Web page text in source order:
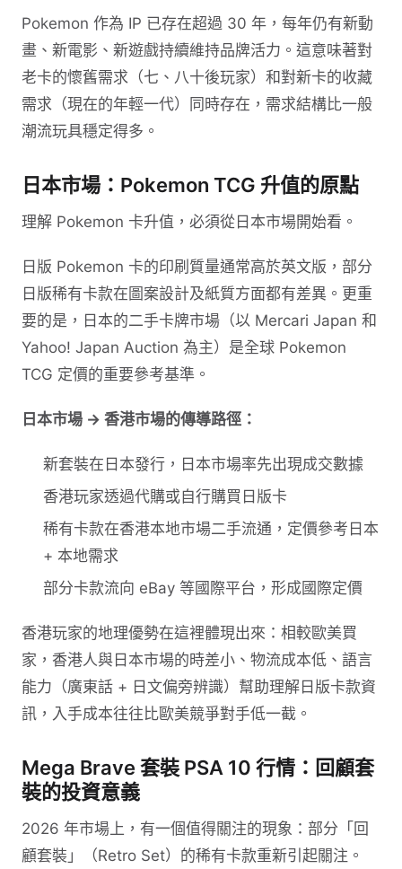
Pokemon 作為 IP 已存在超過 30 年，每年仍有新動
畫、新電影、新遊戲持續維持品牌活力。這意味著對
老卡的懷舊需求（七、八十後玩家）和對新卡的收藏
需求（現在的年輕一代）同時存在，需求結構比一般
潮流玩具穩定得多。
日本市場：Pokemon TCG 升值的原點
理解 Pokemon 卡升值，必須從日本市場開始看。
日版 Pokemon 卡的印刷質量通常高於英文版，部分
日版稀有卡款在圖案設計及紙質方面都有差異。更重
要的是，日本的二手卡牌市場（以 Mercari Japan 和
Yahoo! Japan Auction 為主）是全球 Pokemon
TCG 定價的重要參考基準。
日本市場 → 香港市場的傳導路徑：
新套裝在日本發行，日本市場率先出現成交數據
香港玩家透過代購或自行購買日版卡
稀有卡款在香港本地市場二手流通，定價參考日本
+ 本地需求
部分卡款流向 eBay 等國際平台，形成國際定價
香港玩家的地理優勢在這裡體現出來：相較歐美買
家，香港人與日本市場的時差小、物流成本低、語言
能力（廣東話 + 日文偏旁辨識）幫助理解日版卡款資
訊，入手成本往往比歐美競爭對手低一截。
Mega Brave 套裝 PSA 10 行情：回顧套
裝的投資意義
2026 年市場上，有一個值得關注的現象：部分「回
顧套裝」（Retro Set）的稀有卡款重新引起關注。